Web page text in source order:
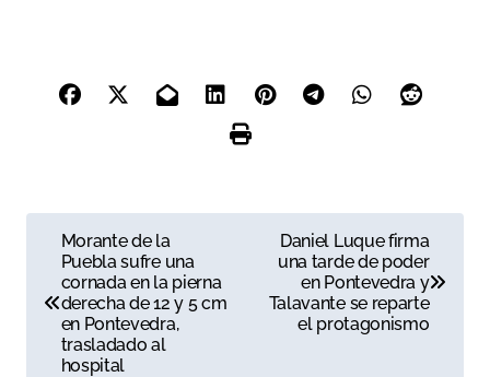
Morante de la
Puebla sufre una
cornada en la pierna
derecha de 12 y 5 cm
en Pontevedra,
trasladado al
hospital
Daniel Luque firma
una tarde de poder
en Pontevedra y
Talavante se reparte
el protagonismo